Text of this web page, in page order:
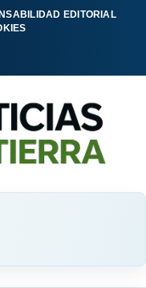
EDITORIAL